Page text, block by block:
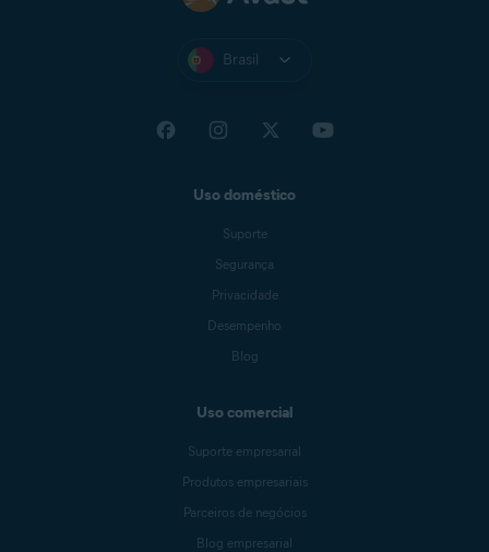
Brasil
Uso doméstico
Suporte
Segurança
Privacidade
Desempenho
Blog
Uso comercial
Suporte empresarial
Produtos empresariais
Parceiros de negócios
Blog empresarial